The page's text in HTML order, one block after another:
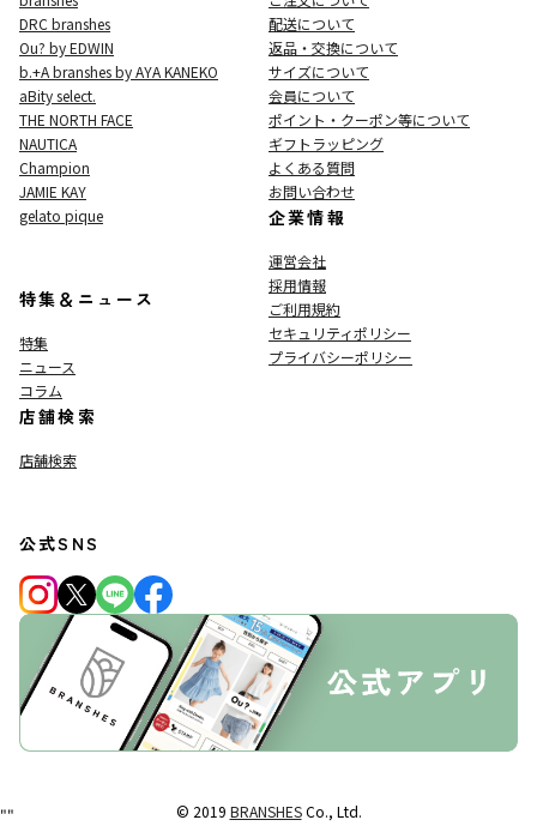
DRC branshes
Ou? by EDWIN
b.+A branshes by AYA KANEKO
aBity select.
THE NORTH FACE
NAUTICA
Champion
JAMIE KAY
gelato pique
特集＆ニュース
特集
ニュース
コラム
店舗検索
店舗検索
配送について
返品・交換について
サイズについて
会員について
ポイント・クーポン等について
ギフトラッピング
よくある質問
お問い合わせ
企業情報
運営会社
採用情報
ご利用規約
セキュリティポリシー
プライバシーポリシー
公式SNS
© 2019 BRANSHESCo., Ltd.
""